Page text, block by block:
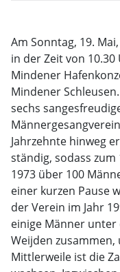
Am Sonntag, 19.
in der Zeit von
Mindener
Mindener
sechs
Jahrzehnte hinweg
ständig, sodass zum
1973 über 100
einer kurzen Pause
der Verein im Jahr
einige Männer
Weijden zusammen,
Mittlerweile ist die